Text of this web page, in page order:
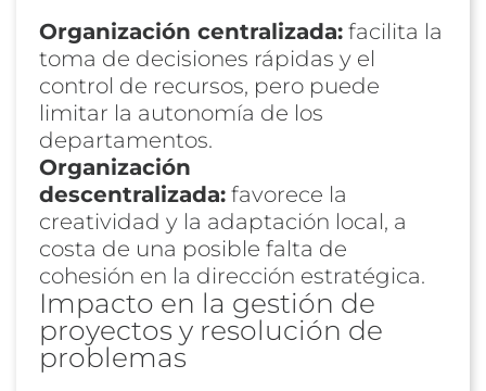
Organización centralizada:facilita la
toma de decisiones rápidas y el
control de recursos, pero puede
limitar la autonomía de los
departamentos.
Organización
descentralizada:favorece la
creatividad y la adaptación local, a
costa de una posible falta de
cohesión en la dirección estratégica.
Impacto en la gestión de
proyectos y resolución de
problemas